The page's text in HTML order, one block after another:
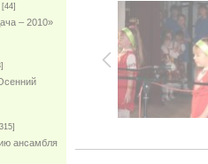
[44]
– 2010»
ансамбля